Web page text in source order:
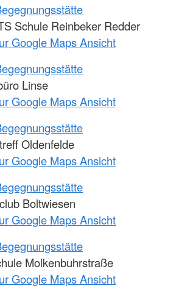
Schule Reinbeker Redder
Google Maps Ansicht
Linse
Google Maps Ansicht
Oldenfelde
Google Maps Ansicht
Boltwiesen
Google Maps Ansicht
Molkenbuhrstraße
Google Maps Ansicht